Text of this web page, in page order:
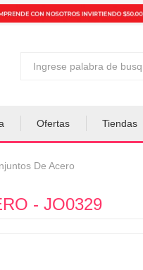
Ofertas Tiendas
De Acero
- JO0329